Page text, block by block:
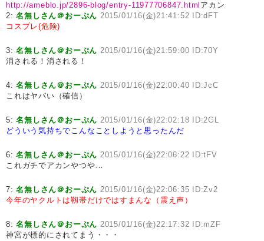
http://ameblo.jp/2896-blog/entry-11977706847.html アカン
2:名無しさん＠おーぷん 2015/01/16(金)21:41:52 ID:dFT
コスプレ(危険)
3:名無しさん＠おーぷん 2015/01/16(金)21:59:00 ID:70Y
消される！消される！
4:名無しさん＠おーぷん 2015/01/16(金)22:00:40 ID:JcC
これはヤバい（確信）
5:名無しさん＠おーぷん 2015/01/16(金)22:02:18 ID:2GL
どういう気持ちでこんなことしようと思ったんだ
6:名無しさん＠おーぷん 2015/01/16(金)22:06:22 ID:tFV
これガチでアカンやつや…
7:名無しさん＠おーぷん 2015/01/16(金)22:06:35 ID:Zv2
今年のヤクルトは靱帯だけではすまんな（震え声）
8:名無しさん＠おーぷん 2015/01/16(金)22:17:32 ID:mZF
神宮が標的にされてまう・・・